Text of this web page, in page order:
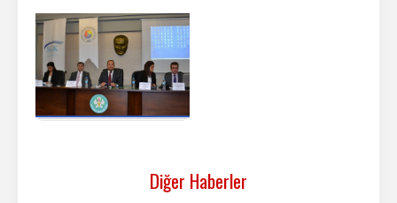
Diğer Haberler